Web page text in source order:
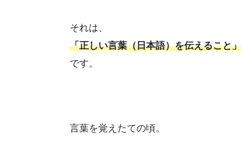
それは、
「正しい言葉（日本語）を伝えること」
です。
言葉を覚えたての頃。